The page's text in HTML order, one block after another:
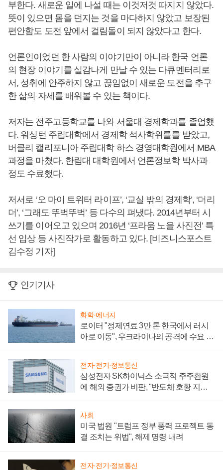
부한다. 새로운 일에 나설 때는 이것저것 따지지 않았다.
뜻이 있으면 몸을 던지는 것을 마다하지 않았고 보장된
편안함도 도전 앞에서 걸림돌이 되지 않았다고 한다.
언론인이었던 한 사람의 이야기만이 아니라 한국 언론
의 현장 이야기를 실감나게 만날 수 있는 다큐멘터리로
서, 성취에 안주하지 않고 끊임없이 새로운 도전을 추구
한 삶의 자세를 배워볼 수 있는 책이다.
저자는 전주고등학교를 나와 서울대 경제학과를 졸업했
다. 워싱턴 주립대학에서 경제학 석사학위를를 받았고,
버클리 캘리포니아 주립대학 하스 경영대학원에서 MBA
과정을 마쳤다. 한림대 대학원에서 언론정보학 박사과
정도 수료했다.
저서로 ‘오 마이 트위터 라이프’, ‘교실 밖의 경제학’, ‘더리
더’, ‘그래도 뚜벅뚜벅’ 등 다수의 펴냈다. 2014년부터 시
쓰기를 이어오고 있으며 2016년 ‘프라움 노을 사진전’ 특
선 입상 등 사진작가로 활동하고 있다. [비즈니스포스트
김수정 기자]
인기기사
화학·에너지
로이터 "정제연료 3만 톤 한국에서 러시
아로 이동", 우크라이나의 공격에 수요 늘
전자·전기·정보통신
삼성전자 SK하이닉스 소극적 주주환원
에 해외 증권가 비판, "반도체 호황 지속
사회
미국 법원 "트럼프 정부 풍력 프로젝트 동
결 조치는 위법", 해제 명령 내려
전자·전기·정보통신